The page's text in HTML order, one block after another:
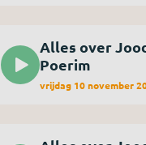
Alles over
Poerim
vrijdag 10 november